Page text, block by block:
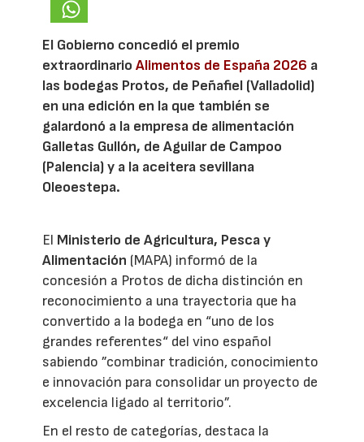
El Gobierno concedió el premio
extraordinarioAlimentos de España 2026 a
las bodegas Protos, de Peñafiel (Valladolid)
en una edición en la que también se
galardonó a la empresa de alimentación
Galletas Gullón, de Aguilar de Campoo
(Palencia) y a la aceitera sevillana
Oleoestepa.
El Ministerio de Agricultura, Pesca y
Alimentación (MAPA) informó de la
concesión a Protos de dicha distinción en
reconocimiento a una trayectoria que ha
convertido a la bodega en “uno de los
grandes referentes“ del vino español
sabiendo ”combinar tradición, conocimiento
e innovación para consolidar un proyecto de
excelencia ligado al territorio”.
En el resto de categorías, destaca la